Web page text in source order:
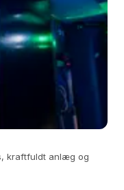
kraftfuldt anlæg og